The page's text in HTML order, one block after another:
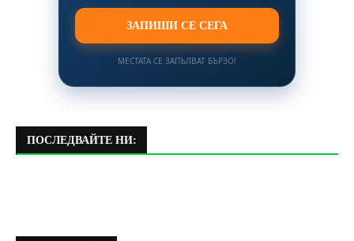
ЗАПИШИ СЕ СЕГА
МЕСТАТА СЕ ЗАПЪЛВАТ БЪРЗО!
ПОСЛЕДВАЙТЕ НИ: